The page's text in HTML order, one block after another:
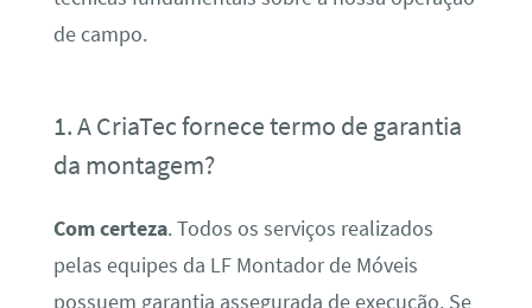
de campo.
1. A CriaTec fornece termo de garantia
da montagem?
Com certeza. Todos os serviços realizados
pelas equipes da LF Montador de Móveis
possuem garantia assegurada de execução. Se